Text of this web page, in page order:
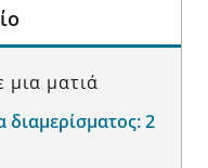
μια ματιά
διαμερίσματος:2